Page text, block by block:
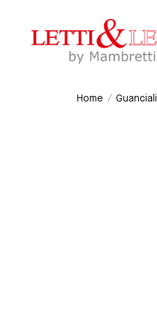
Home / Guanciali